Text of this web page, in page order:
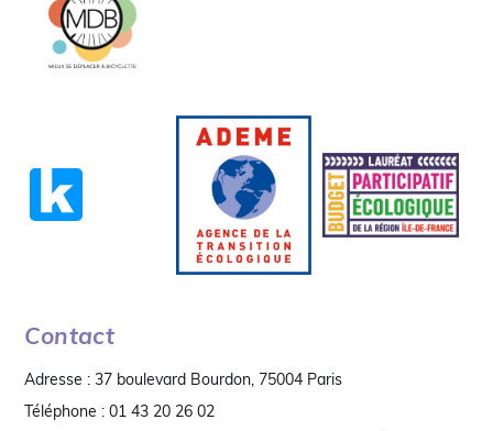
Contact
Adresse : 37 boulevard Bourdon, 75004 Paris
Téléphone : 01 43 20 26 02